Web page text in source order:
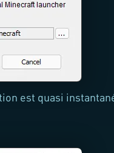
est quasi